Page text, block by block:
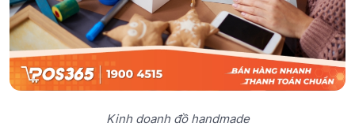
Kinh doanh đồ handmade